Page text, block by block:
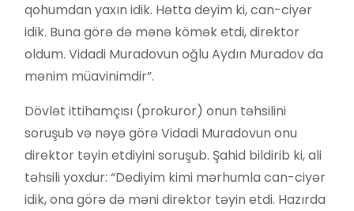
qohumdan yaxın idik. Hətta deyim ki, can-ciyər
idik. Buna görə də mənə kömək etdi, direktor
oldum. Vidadi Muradovun oğlu Aydın Muradov da
mənim müavinimdir”.
Dövlət ittihamçısı (prokuror) onun təhsilini
soruşub və nəyə görə Vidadi Muradovun onu
direktor təyin etdiyini soruşub. Şahid bildirib ki, ali
təhsili yoxdur: “Dediyim kimi mərhumla can-ciyər
idik, ona görə də məni direktor təyin etdi. Hazırda